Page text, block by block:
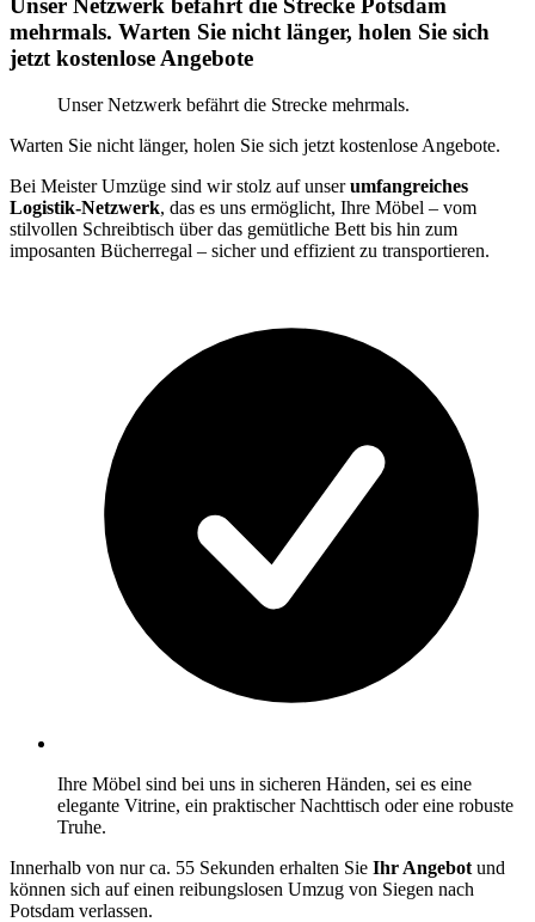
Unser Netzwerk befährt die Strecke Potsdam
mehrmals. Warten Sie nicht länger, holen Sie sich
jetzt kostenlose Angebote
Unser Netzwerk befährt die Strecke mehrmals.
Warten Sie nicht länger, holen Sie sich jetzt kostenlose Angebote.
Bei Meister Umzüge sind wir stolz auf unserumfangreiches
Logistik-Netzwerk, das es uns ermöglicht, Ihre Möbel – vom
stilvollen Schreibtisch über das gemütliche Bett bis hin zum
imposanten Bücherregal – sicher und effizient zu transportieren.
Ihre Möbel sind bei uns in sicheren Händen, sei es eine
elegante Vitrine, ein praktischer Nachttisch oder eine robuste
Truhe.
Innerhalb von nur ca. 55 Sekunden erhalten Sie Ihr Angebot und
können sich auf einen reibungslosen Umzug von Siegen nach
Potsdam verlassen.